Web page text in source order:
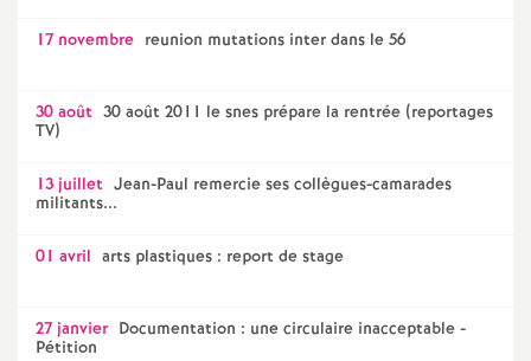
17 novembre reunion mutations inter dans le 56
30 août 30 août 2011 le snes prépare la rentrée (reportages
TV)
13 juillet Jean-Paul remercie ses collègues-camarades
militants...
01 avril arts plastiques : report de stage
27 janvier Documentation : une circulaire inacceptable -
Pétition